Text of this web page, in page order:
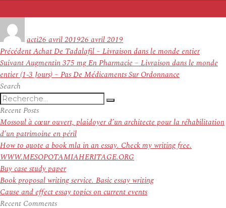
actile
26 avril 201926 avril 2019
Navigation
de
l’article
PrécédentArticle
précédent :
Achat De Tadalafil – Livraison dans le monde entier
SuivantArticle
suivant :
Augmentin 375 mg En Pharmacie – Livraison dans le monde
entier (1-3 Jours) – Pas De Médicaments Sur Ordonnance
Search
Recherche
pour
:
Recherche
Recent Posts
Mossoul à cœur ouvert, plaidoyer d’un architecte pour la réhabilitation
d’un patrimoine en péril
How to quote a book mla in an essay. Check my writing free.
WWW.MESOPOTAMIAHERITAGE.ORG
Buy case study paper
Book proposal writing service. Basic essay writing
Cause and effect essay topics on current events
Recent Comments